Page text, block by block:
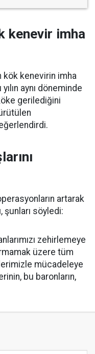
kenevir imha
kök kenevirin imha
aynı döneminde
gerilediğini
artarak
söyledi:
zehirlemeye
üzere tüm
mücadeleye
bu baronların,